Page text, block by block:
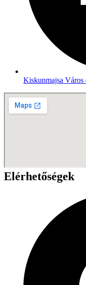
Kiskunmajsa Város
Elérhetőségek